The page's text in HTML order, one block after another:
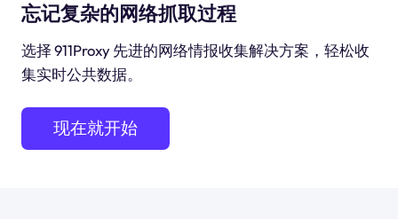
忘记复杂的网络抓取过程
选择 911Proxy 先进的网络情报收集解决方案，轻松收
集实时公共数据。
现在就开始